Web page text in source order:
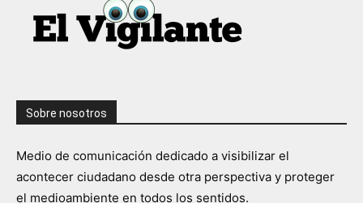
Sobre nosotros
Medio de comunicación dedicado a visibilizar el
acontecer ciudadano desde otra perspectiva y proteger
el medioambiente en todos los sentidos.